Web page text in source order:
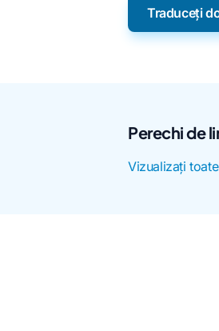
Traduceți
Perechi de
Vizualizați